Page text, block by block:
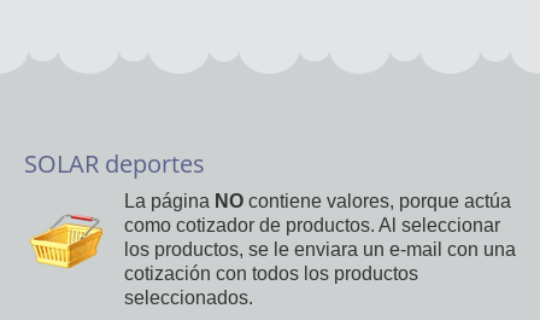
SOLAR deportes
La página NO contiene valores, porque actúa
como cotizador de productos. Al seleccionar
los productos, se le enviara un e-mail con una
cotización con todos los productos
seleccionados.